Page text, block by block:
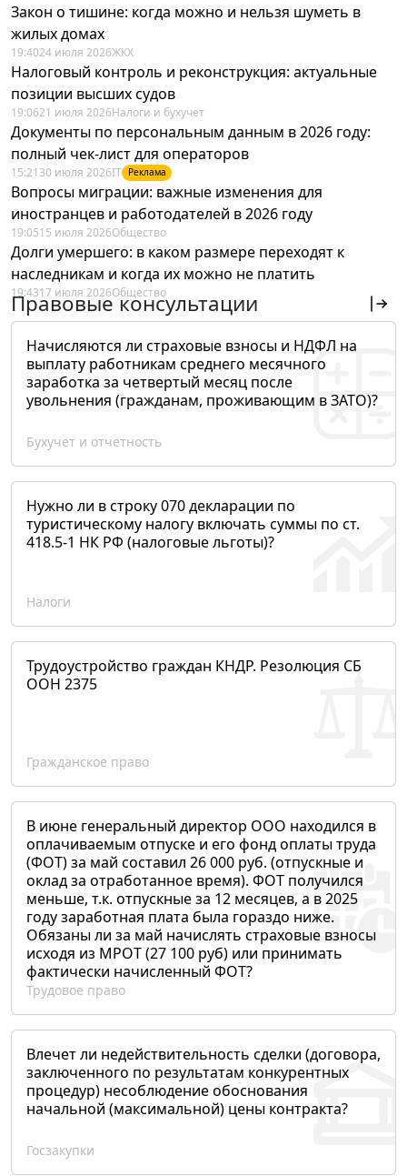
Закон о тишине: когда можно и нельзя шуметь в
жилых домах
19:4024 июля 2026ЖКХ
Налоговый контроль и реконструкция: актуальные
позиции высших судов
19:0621 июля 2026Налоги и бухучет
Документы по персональным данным в 2026 году:
полный чек-лист для операторов
15:21 30 июля 2026IT Реклама
Вопросы миграции: важные изменения для
иностранцев и работодателей в 2026 году
19:0515 июля 2026Общество
Долги умершего: в каком размере переходят к
наследникам и когда их можно не платить
19:4317 июля 2026Общество
Правовые консультации
Начисляются ли страховые взносы и НДФЛ на
выплату работникам среднего месячного
заработка за четвертый месяц после
увольнения (гражданам, проживающим в ЗАТО)?
Бухучет и отчетность
Нужно ли в строку 070 декларации по
туристическому налогу включать суммы по ст.
418.5-1 НК РФ (налоговые льготы)?
Налоги
Трудоустройство граждан КНДР. Резолюция СБ
ООН 2375
Гражданское право
В июне генеральный директор ООО находился в
оплачиваемым отпуске и его фонд оплаты труда
(ФОТ) за май составил 26 000 руб. (отпускные и
оклад за отработанное время). ФОТ получился
меньше, т.к. отпускные за 12 месяцев, а в 2025
году заработная плата была гораздо ниже.
Обязаны ли за май начислять страховые взносы
исходя из МРОТ (27 100 руб) или принимать
фактически начисленный ФОТ?
Трудовое право
Влечет ли недействительность сделки (договора,
заключенного по результатам конкурентных
процедур) несоблюдение обоснования
начальной (максимальной) цены контракта?
Госзакупки